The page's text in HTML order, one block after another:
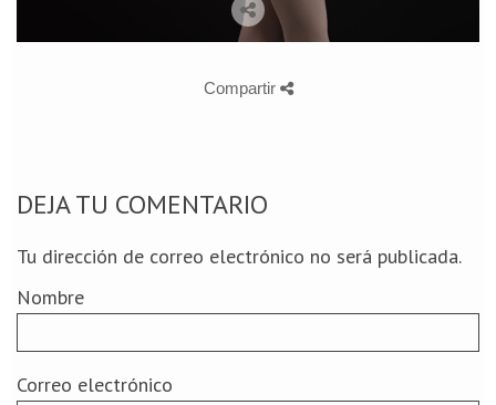
Compartir
DEJA TU COMENTARIO
Tu dirección de correo electrónico no será publicada.
Nombre
Correo electrónico